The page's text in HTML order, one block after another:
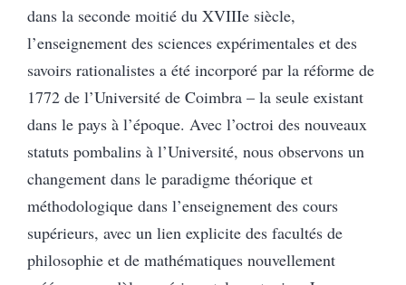
dans la seconde moitié du XVIIIe siècle,
l’enseignement des sciences expérimentales et des
savoirs rationalistes a été incorporé par la réforme de
1772 de l’Université de Coimbra – la seule existant
dans le pays à l’époque. Avec l’octroi des nouveaux
statuts pombalins à l’Université, nous observons un
changement dans le paradigme théorique et
méthodologique dans l’enseignement des cours
supérieurs, avec un lien explicite des facultés de
philosophie et de mathématiques nouvellement